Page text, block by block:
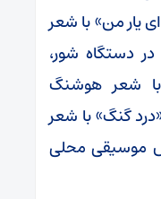
یار من» با شعر
دستگاه شور،
شعر هوشنگ
گنگ» با شعر
موسیقی محلی